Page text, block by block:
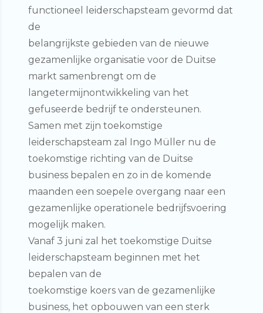
functioneel leiderschapsteam gevormd dat
de
belangrijkste gebieden van de nieuwe
gezamenlijke organisatie voor de Duitse
markt samenbrengt om de
langetermijnontwikkeling van het
gefuseerde bedrijf te ondersteunen.
Samen met zijn toekomstige
leiderschapsteam zal Ingo Müller nu de
toekomstige richting van de Duitse
business bepalen en zo in de komende
maanden een soepele overgang naar een
gezamenlijke operationele bedrijfsvoering
mogelijk maken.
Vanaf 3 juni zal het toekomstige Duitse
leiderschapsteam beginnen met het
bepalen van de
toekomstige koers van de gezamenlijke
business, het opbouwen van een sterk